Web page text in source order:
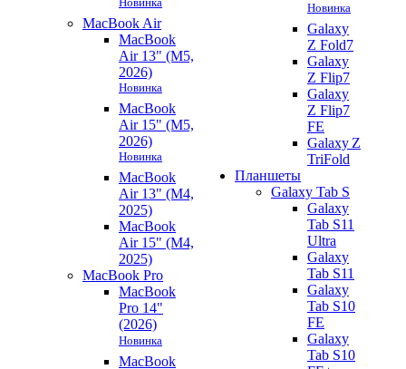
MacBook Air
MacBook
Air 13" (M5,
2026)
Новинка
MacBook
Air 15" (M5,
2026)
Новинка
MacBook
Air 13" (M4,
2025)
MacBook
Air 15" (M4,
2025)
MacBook Pro
MacBook
Pro 14"
(2026)
Новинка
MacBook
Новинка
Galaxy
Z Fold7
Galaxy
Z Flip7
Galaxy
Z Flip7
FE
Galaxy Z
TriFold
Планшеты
Galaxy Tab S
Galaxy
Tab S11
Ultra
Galaxy
Tab S11
Galaxy
Tab S10
FE
Galaxy
Tab S10